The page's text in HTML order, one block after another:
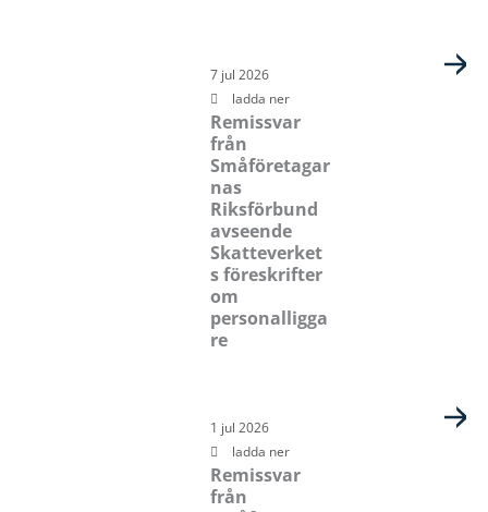
7 jul 2026
ladda ner
Remissvar
från
Småföretagar
nas
Riksförbund
avseende
Skatteverket
s föreskrifter
om
personalligga
re
1 jul 2026
ladda ner
Remissvar
från